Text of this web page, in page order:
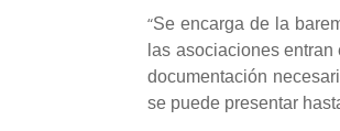
“Se encarga de la
las asociaciones
documentación
se puede presentar